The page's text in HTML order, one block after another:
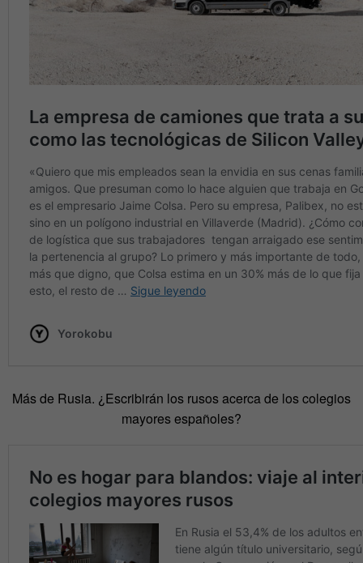
Más de Rusia. ¿Escribirán los rusos acerca de los colegios
mayores españoles?